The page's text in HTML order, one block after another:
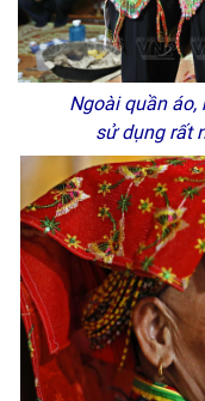
Ngoài quần áo,
sử dụng rất